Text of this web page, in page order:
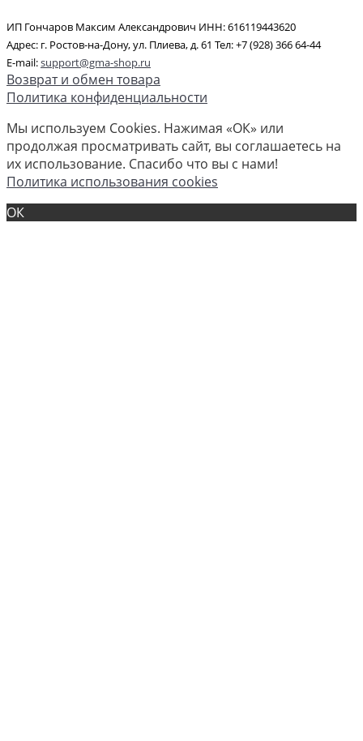
ИП Гончаров Максим Александрович ИНН: 616119443620
Адрес: г. Ростов-на-Дону, ул. Плиева, д. 61 Тел: +7 (928) 366 64-44
E-mail:support@gma-shop.ru
Возврат и обмен товара
Политика конфиденциальности
Мы используем Cookies. Нажимая «ОК» или
продолжая просматривать сайт, вы соглашаетесь на
их использование. Спасибо что вы с нами!
Политика использования cookies
ОК